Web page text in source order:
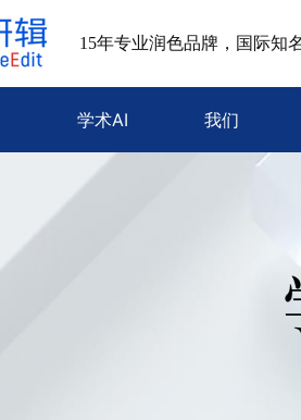
15年专业润色品牌，国际知
学术AI 我们